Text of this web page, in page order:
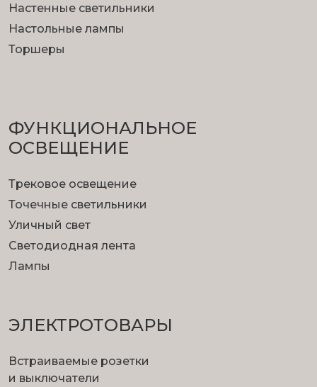
Настенные светильники
Настольные лампы
Торшеры
ФУНКЦИОНА­ЛЬНОЕ
ОСВЕЩЕНИЕ
Трековое освещение
Точечные светильники
Уличный свет
Светодиодная лента
Лампы
ЭЛЕКТРОТОВАРЫ
Встраиваемые розетки
и выключатели